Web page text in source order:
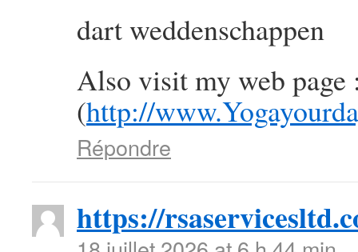
dart weddenschappen
Also visit my web page
(http://
Répondre
https://